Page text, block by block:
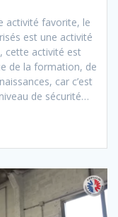
activité favorite, le
est une activité
cette activité est
de la formation, de
car c’est
de sécurité…